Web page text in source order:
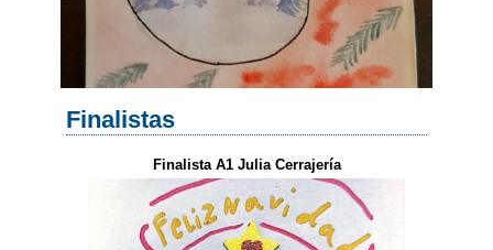
Finalistas
Finalista A1 Julia Cerrajería